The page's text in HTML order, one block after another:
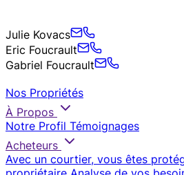
Julie Kovacs
Eric Foucrault
Gabriel Foucrault
Nos Propriétés
À Propos
Notre Profil Témoignages
Acheteurs
Avec un courtier, vous êtes